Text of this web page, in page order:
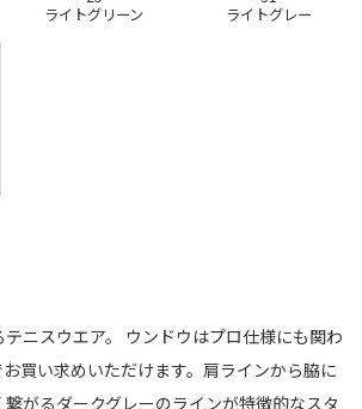
ライトグリーン
ライトグレー
ニスウエア。 ウンドウはプロ仕様にも関わ
買い求めいただけます。肩ラインから脇に
がるダークグレーのラインが特徴的なスタ